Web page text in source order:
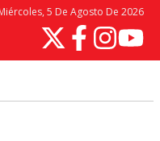
5 De Agosto De 2026